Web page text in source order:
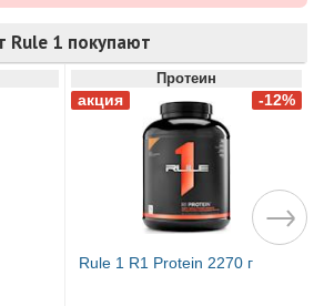
Rule 1 покупают
Протеин
Rule 1 R1 Protein 2270 г